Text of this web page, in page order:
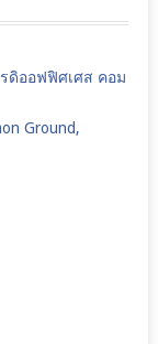
ดิออฟฟิศเศส คอม
Ground,